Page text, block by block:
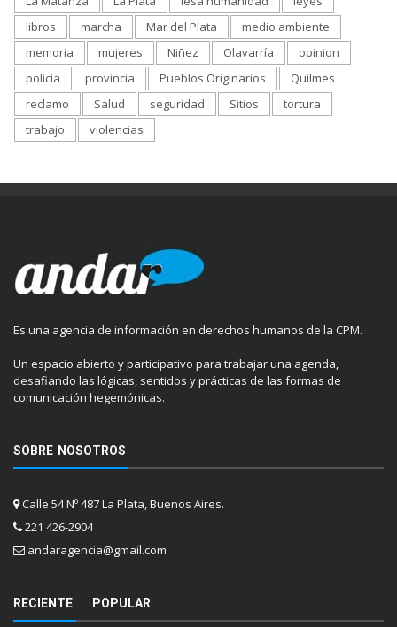
libros
marcha Mar del Plata
medio ambiente
memoria
mujeres Niñez Olavarría
opinion
policía
provincia Pueblos Originarios
Quilmes
reclamo
Salud seguridad Sitios
tortura
trabajo
violencias
Es una agencia de información en derechos humanos de la CPM.
Un espacio abierto y participativo para trabajar una agenda,
desafiando las lógicas, sentidos y prácticas de las formas de
comunicación hegemónicas.
SOBRE NOSOTROS
Calle 54 Nº 487 La Plata, Buenos Aires.
221 426-2904
andaragencia@gmail.com
RECIENTE POPULAR